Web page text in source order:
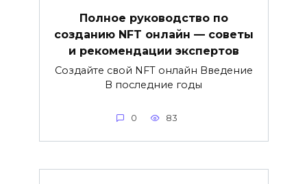
Полное руководство по
созданию NFT онлайн — советы
и рекомендации экспертов
Создайте свой NFT онлайн Введение
В последние годы
0 83